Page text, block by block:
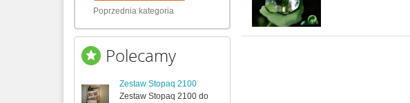
Poprzednia kategoria
Polecamy
Zestaw Stopaq 2100
Zestaw Stopaq 2100 do